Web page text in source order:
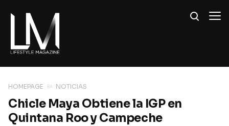
HOMEPAGE NOTICIAS
Chicle Maya Obtiene la IGP en
Quintana Roo y Campeche